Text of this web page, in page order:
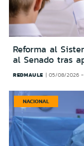
Reforma al
al Senado tras
REDMAULE 05/08/2026 -
NACIONAL